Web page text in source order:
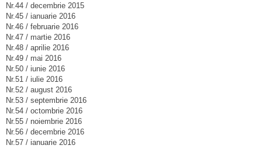
Nr.44 / decembrie 2015
Nr.45 / ianuarie 2016
Nr.46 / februarie 2016
Nr.47 / martie 2016
Nr.48 / aprilie 2016
Nr.49 / mai 2016
Nr.50 / iunie 2016
Nr.51 / iulie 2016
Nr.52 / august 2016
Nr.53 / septembrie 2016
Nr.54 / octombrie 2016
Nr.55 / noiembrie 2016
Nr.56 / decembrie 2016
Nr.57 / ianuarie 2016